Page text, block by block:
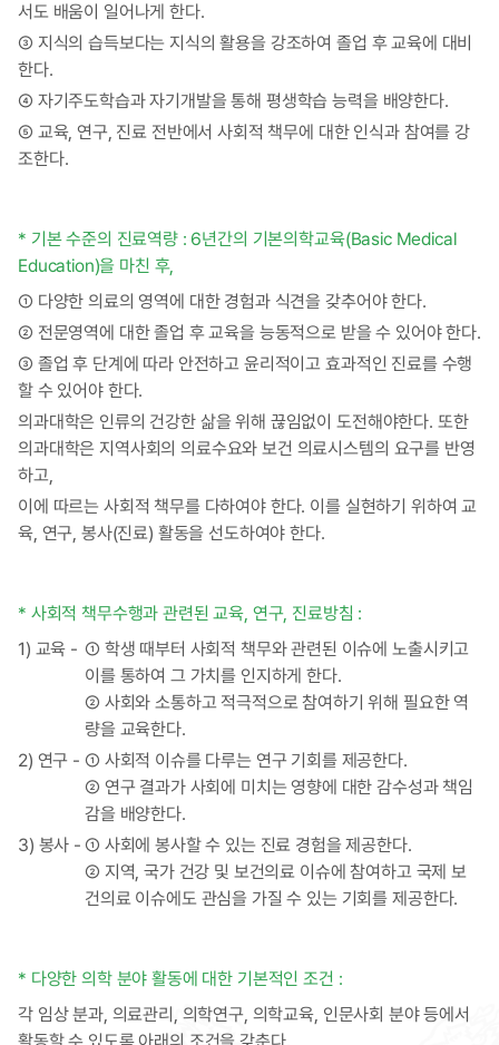
서도 배움이 일어나게 한다.
③ 지식의 습득보다는 지식의 활용을 강조하여 졸업 후 교육에 대비
한다.
④ 자기주도학습과 자기개발을 통해 평생학습 능력을 배양한다.
⑤ 교육, 연구, 진료 전반에서 사회적 책무에 대한 인식과 참여를 강
조한다.
* 기본 수준의 진료역량 : 6년간의 기본의학교육(Basic Medical
Education)을 마친 후,
① 다양한 의료의 영역에 대한 경험과 식견을 갖추어야 한다.
② 전문영역에 대한 졸업 후 교육을 능동적으로 받을 수 있어야 한다.
③ 졸업 후 단계에 따라 안전하고 윤리적이고 효과적인 진료를 수행
할 수 있어야 한다.
의과대학은 인류의 건강한 삶을 위해 끊임없이 도전해야한다. 또한
의과대학은 지역사회의 의료수요와 보건 의료시스템의 요구를 반영
하고,
이에 따르는 사회적 책무를 다하여야 한다. 이를 실현하기 위하여 교
육, 연구, 봉사(진료) 활동을 선도하여야 한다.
* 사회적 책무수행과 관련된 교육, 연구, 진료방침 :
1) 교육 - ① 학생 때부터 사회적 책무와 관련된 이슈에 노출시키고
이를 통하여 그 가치를 인지하게 한다.
② 사회와 소통하고 적극적으로 참여하기 위해 필요한 역
량을 교육한다.
2) 연구 - ① 사회적 이슈를 다루는 연구 기회를 제공한다.
② 연구 결과가 사회에 미치는 영향에 대한 감수성과 책임
감을 배양한다.
3) 봉사 - ① 사회에 봉사할 수 있는 진료 경험을 제공한다.
② 지역, 국가 건강 및 보건의료 이슈에 참여하고 국제 보
건의료 이슈에도 관심을 가질 수 있는 기회를 제공한다.
* 다양한 의학 분야 활동에 대한 기본적인 조건 :
각 임상 분과, 의료관리, 의학연구, 의학교육, 인문사회 분야 등에서